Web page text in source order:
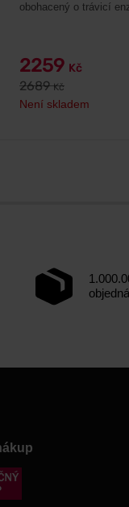
obohacený o trávicí
2259 Kč
2689Kč
Není skladem